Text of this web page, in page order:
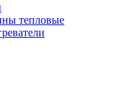
тепловые